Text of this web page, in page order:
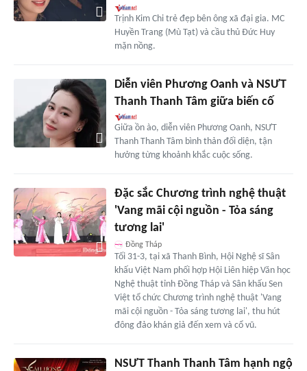
Trịnh Kim Chi trẻ đẹp bên ông xã đại gia. MC
Huyền Trang (Mù Tạt) và cầu thủ Đức Huy
mặn nồng.
Diễn viên Phương Oanh và NSƯT
Thanh Thanh Tâm giữa biến cố
Giữa ồn ào, diễn viên Phương Oanh, NSƯT
Thanh Thanh Tâm bình thản đối diện, tận
hưởng từng khoảnh khắc cuộc sống.
Đặc sắc Chương trình nghệ thuật
'Vang mãi cội nguồn - Tỏa sáng
tương lai'
Đồng Tháp
Tối 31-3, tại xã Thanh Bình, Hội Nghệ sĩ Sân
khấu Việt Nam phối hợp Hội Liên hiệp Văn học
Nghệ thuật tỉnh Đồng Tháp và Sân khấu Sen
Việt tổ chức Chương trình nghệ thuật 'Vang
mãi cội nguồn - Tỏa sáng tương lai', thu hút
đông đảo khán giả đến xem và cổ vũ.
NSƯT Thanh Thanh Tâm hạnh ngộ